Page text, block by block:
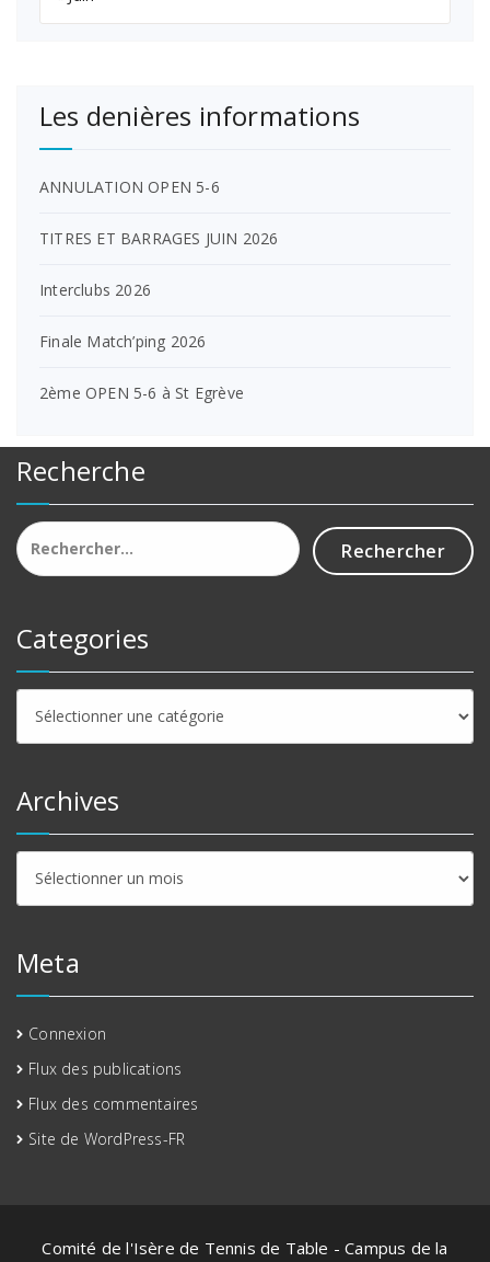
Les denières informations
ANNULATION OPEN 5-6
TITRES ET BARRAGES JUIN 2026
Interclubs 2026
Finale Match’ping 2026
2ème OPEN 5-6 à St Egrève
Recherche
Rechercher :
Categories
Categories
Archives
Archives
Meta
Connexion
Flux des publications
Flux des commentaires
Site de WordPress-FR
Comité de l'Isère de Tennis de Table - Campus de la